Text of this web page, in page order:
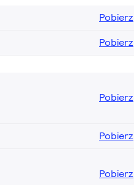
Pobierz
Pobierz
Pobierz
Pobierz
Pobierz